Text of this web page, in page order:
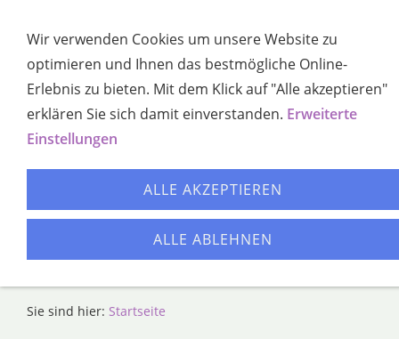
Sie sind hier: Startseite
Wir verwenden Cookies um unsere Website zu
optimieren und Ihnen das bestmögliche Online-
Erlebnis zu bieten. Mit dem Klick auf "Alle akzeptieren"
erklären Sie sich damit einverstanden. Erweiterte
Einstellungen
ALLE AKZEPTIEREN
ALLE ABLEHNEN